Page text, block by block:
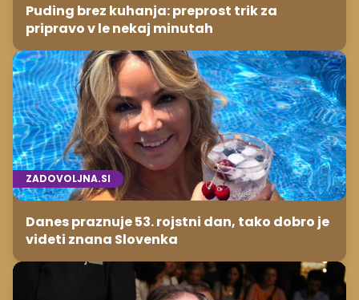
Puding brez kuhanja: preprost trik za
pripravo v le nekaj minutah
ZADOVOLJNA.SI
Danes praznuje 53. rojstni dan, tako dobro je
videti znana Slovenka